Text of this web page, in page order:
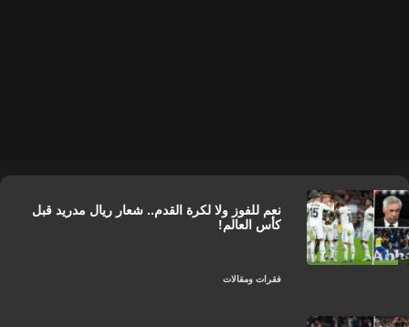
فقرات ومقالات
نعم للفوز ولا لكرة القدم.. شعار ريال مدريد قبل
كأس العالم!